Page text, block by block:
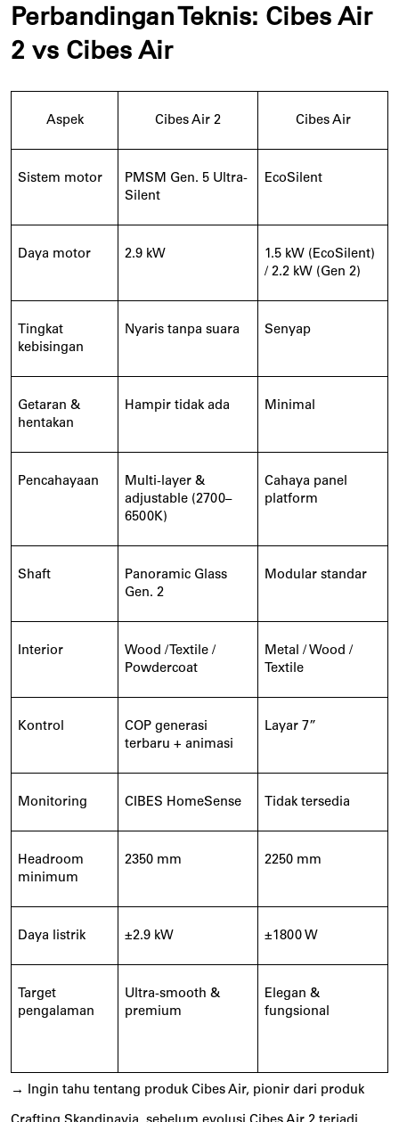
Perbandingan Teknis: Cibes Air
2 vs Cibes Air
Aspek Cibes Air 2 Cibes Air
Sistem motor
PMSM Gen. 5 Ultra-
Silent
EcoSilent
Daya motor 2.9 kW
1.5 kW (EcoSilent)
/ 2.2 kW (Gen 2)
Tingkat
kebisingan
Nyaris tanpa suara Senyap
Getaran &
hentakan
Hampir tidak ada Minimal
Pencahayaan
Multi-layer &
adjustable (2700–
6500K)
Cahaya panel
platform
Shaft
Panoramic Glass
Gen. 2
Modular standar
Interior
Wood / Textile /
Powdercoat
Metal / Wood /
Textile
Kontrol
COP generasi
terbaru + animasi
Layar 7”
Monitoring CIBES HomeSense Tidak tersedia
Headroom
minimum
2350 mm 2250 mm
Daya listrik ±2.9 kW ±1800 W
Target
pengalaman
Ultra-smooth &
premium
Elegan &
fungsional
→ Ingin tahu tentang produk Cibes Air, pionir dari produk